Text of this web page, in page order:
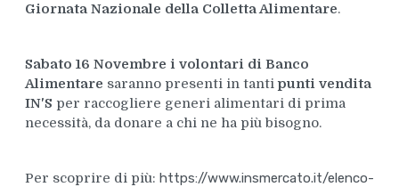
Giornata Nazionale della Colletta Alimentare.
Sabato 16 Novembre i volontari di Banco
Alimentare saranno presenti in tantipunti vendita
IN'S per raccogliere generi alimentari di prima
necessità, da donare a chi ne ha più bisogno.
Per scoprire di più: https://www.insmercato.it/elenco-